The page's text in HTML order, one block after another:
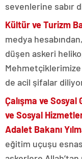
sevenlerine sabır
Kültür ve Turizm
medya
düşen askeri
Mehmetçiklerimize
de acil şifalar
Çalışma ve Sosyal
ve Sosyal
Adalet Bakanı
eğitim uçuşu